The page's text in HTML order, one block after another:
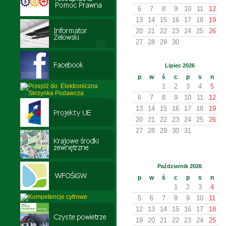
6
7 8 9 10 11
12
13
14 15 16 17 18
19
20
21 22 23 24 25
26
27
28 29 30
Lipiec 2026
p w ś c p s n
1 2 3 4
5
6
7 8 9 10 11
12
13
14 15 16 17 18
19
20
21 22 23 24 25
26
27
28 29 30 31
Październik 2026
p w ś c p s n
1 2 3
4
5
6 7 8 9 10
11
12
13 14 15 16 17
18
19
20 21 22 23 24
25